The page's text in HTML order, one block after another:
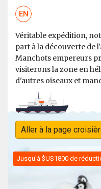
EN
Véritable expédition,
part à la découverte de
Manchots empereurs
visiterons la zone en
d'autres oiseaux et
Aller à la page
Jusqu'à $US1800 de